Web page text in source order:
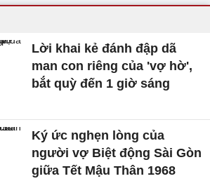
Lời khai kẻ đánh đập dã
man con riêng của 'vợ hờ',
bắt quỳ đến 1 giờ sáng
Ký ức nghẹn lòng của
người vợ Biệt động Sài Gòn
giữa Tết Mậu Thân 1968